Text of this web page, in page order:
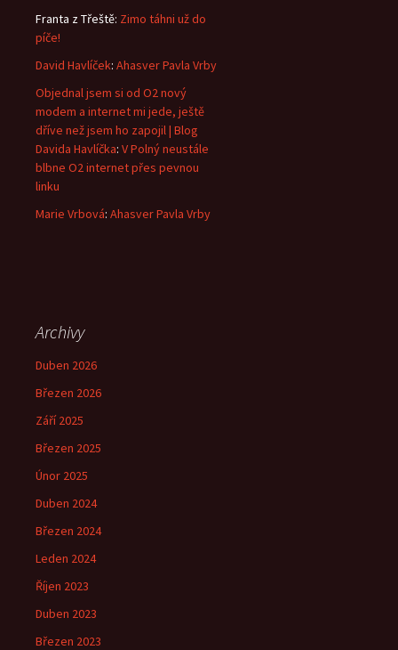
Franta z Třeště: Zimo táhni už do
píče!
David Havlíček: Ahasver Pavla Vrby
Objednal jsem si od O2 nový
modem a internet mi jede, ještě
dříve než jsem ho zapojil | Blog
Davida Havlíčka: V Polný neustále
blbne O2 internet přes pevnou
linku
Marie Vrbová: Ahasver Pavla Vrby
Archivy
Duben 2026
Březen 2026
Září 2025
Březen 2025
Únor 2025
Duben 2024
Březen 2024
Leden 2024
Říjen 2023
Duben 2023
Březen 2023